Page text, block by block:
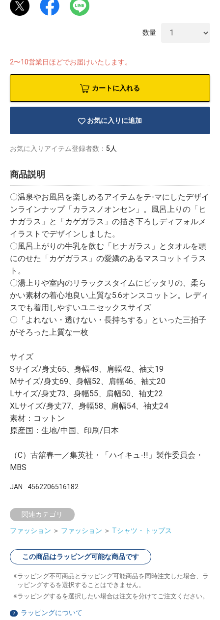
数量
2〜10営業日ほどでお届けいたします。
カートに入れる
お気に入りに追加
お気に入りアイテム登録者数： 5人
商品説明
〇温泉やお風呂を楽しめるアイテムをテ-マにしたデザイ
ンラインナップ「カラスノオンセン」。風呂上りの「ヒ
ナガラス」と「カゲガラス」の描き下ろしディフォルメ
イラストでデザインしました。
〇風呂上がりの牛乳を飲む「ヒナガラス」とタオルを頭
にのせた「カゲガラス」の愛嬌のあるマスコットイラス
ト。
〇湯上りや室内のリラックスタイムにピッタリの、柔ら
かい素材の着心地良い上質な5.6オンスコットン。レディ
スでも着用しやすいユニセックスサイズ
〇「よれない・透けない・長持ちする」といった三拍子
がそろった上質な一枚
サイズ
Sサイズ/身丈65、身幅49、肩幅42、袖丈19
Mサイズ/身丈69、身幅52、肩幅46、袖丈20
Lサイズ/身丈73、身幅55、肩幅50、袖丈22
XLサイズ/身丈77、身幅58、肩幅54、袖丈24
素材：コットン
原産国：生地/中国、印刷/日本
（C）古舘春一／集英社・「ハイキュ-!!」製作委員会・
MBS
JAN 4562206516182
関連カテゴリ
ファッション ＞ ファッション ＞ Tシャツ・トップス
この商品はラッピング可能な商品です
ラッピング不可商品とラッピング可能商品を同時注文した場合、ラ
ッピングするを選択することはできません。
ラッピングするを選択したい場合は注文を分けてご注文ください。
？ ラッピングについて
イラストレ
アダルトグ